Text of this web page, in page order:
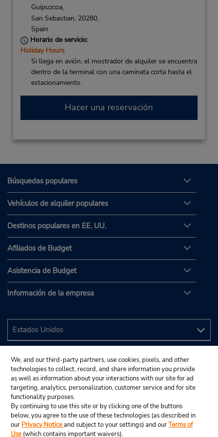
Guipuzcoa,
San Sebastian, 20280,
Spain
Horario de servicio:
Holiday Hours
Si llega en avión, el mostrador de alquiler se encuentra
dentro de la terminal con una caminata corta hasta el
estacionamiento.
Hacer una reservación
Búsquedas populares
Vehículos de alquiler populares
Destinos populares en EE. UU.
Afiliados de Budget
Asistencia de Budget
Información de la empresa
We, and our third-party partners, use cookies, pixels, and other
technologies to collect, record, and share information you provide
as well as information about your interactions with our site for ad
targeting, analytics, personalization, customer service and for site
functionality purposes.
By continuing to use this site or by clicking one of the buttons
below, you agree to the use of these technologies (as described in
our Privacy Noticeand subject to your settings) and ourTerms of
Use (which contains important waivers).